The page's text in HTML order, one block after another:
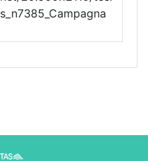
s_n7385_Campagna